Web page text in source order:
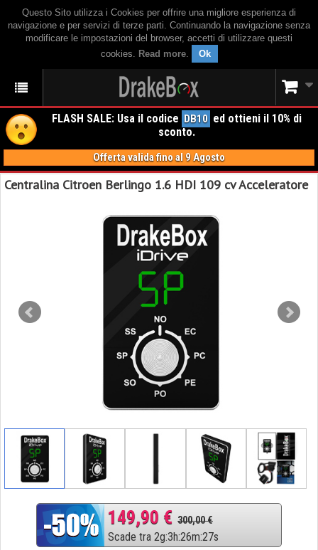
Questo Sito utilizza i Cookies per offrire una migliore esperienza di
navigazione e per servizi di terze parti. Continuando la navigazione senza
modificare le impostazioni del browser, accetti di utilizzare questi
cookies. Read more. Ok
FLASH SALE: Usa il codice DB10 ed ottieni il 10% di
sconto.
Offerta valida fino al 9 Agosto
Centralina Citroen Berlingo 1.6 HDI 109 cv Acceleratore
149,90 € 300,00 €
Scade tra 2g:3h:26m:26s